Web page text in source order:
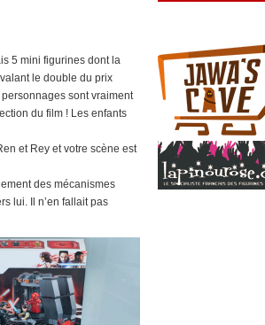
5 mini figurines dont la
le double du prix
sont vraiment
du film ! Les enfants
et Rey et votre scène est
des mécanismes
lui. Il n’en fallait pas